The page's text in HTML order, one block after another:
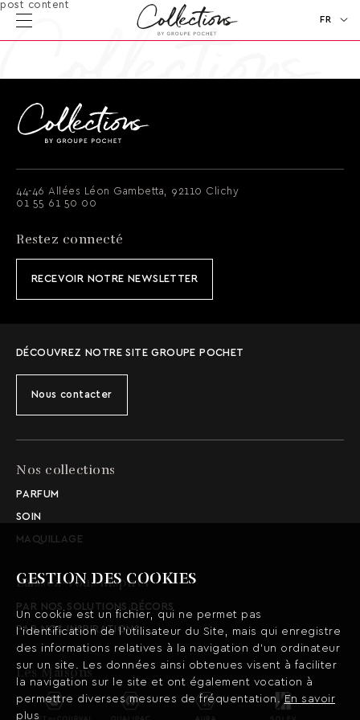
FR
post content
GESTION DES COOKIES
Un cookie est un fichier, qui ne permet pas
l’identification de l’utilisateur du Site, mais qui enregistre
des informations relatives à la navigation d’un ordinateur
sur un site. Les données ainsi obtenues visent à faciliter
la navigation sur le site et ont également vocation à
permettre diverses mesures de fréquentation.En savoir
plus
44-46 Allées Léon Gambetta, 92110 Clichy
01 55 61 50 00
Restez connecté
RECEVOIR NOTRE NEWSLETTER
DÉCOUVREZ NOTRE SITE GROUPE POCHET
Nous contacter
Nos collections
PARFUM
SOIN
MAQUILLAGE
Laissez-vous inspirer
PAR NOS SOLUTIONS DÉCORS
PAR NOS INSPIRATIONS
Les Maisons